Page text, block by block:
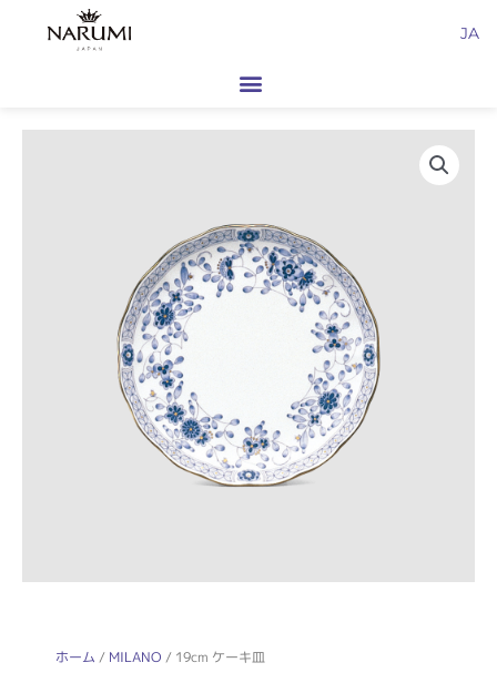
JA
ホーム / MILANO / 19cm ケーキ皿